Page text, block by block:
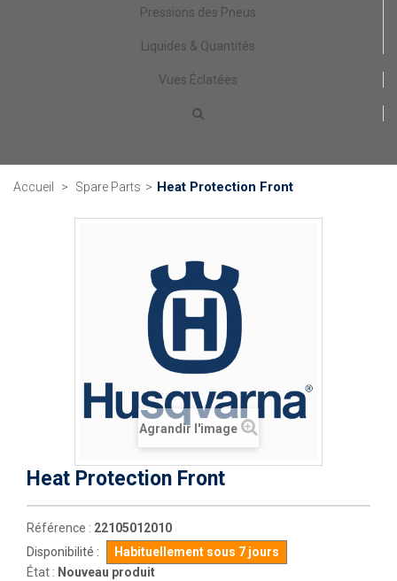
Pressions des Pneus
Liquides & Quantités
Vues Éclatées
Accueil > Spare Parts > Heat Protection Front
Agrandir l'image
Heat Protection Front
Référence : 22105012010
Disponibilité :
Habituellement sous 7 jours
État : Nouveau produit